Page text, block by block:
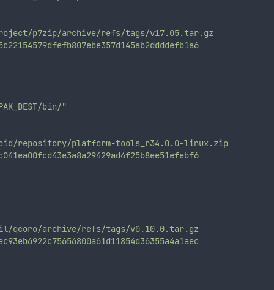
p7zip/archive/refs/tags/v17.05.tar.gz
bin/"
repository/platform-tools_r34.0.0-linux.zip
qcoro/archive/refs/tags/v0.10.0.tar.gz